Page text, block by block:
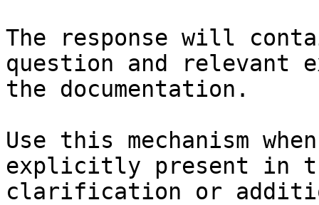
The response will
question and relevant
the documentation.
Use this mechanism
explicitly present in
clarification or